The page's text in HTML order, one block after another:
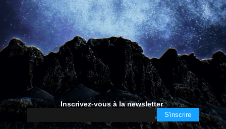
Inscrivez-vous à la newsletter